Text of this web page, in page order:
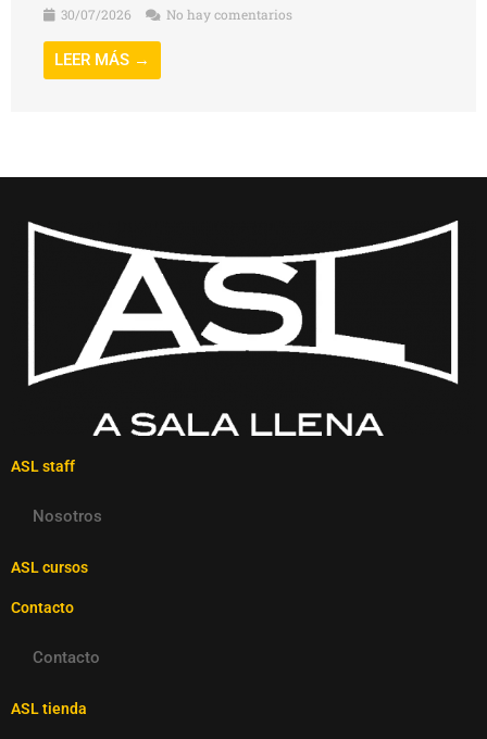
30/07/2026
No hay comentarios
LEER MÁS →
ASL staff
Nosotros
ASL cursos
Contacto
Contacto
ASL tienda